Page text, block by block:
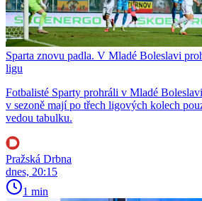
Sparta znovu padla. V Mladé Boleslavi
ligu
Fotbalisté Sparty prohráli v Mladé
v sezoně mají po třech ligových kolech
vedou tabulku.
Pražská Drbna
dnes, 20:15
1 min